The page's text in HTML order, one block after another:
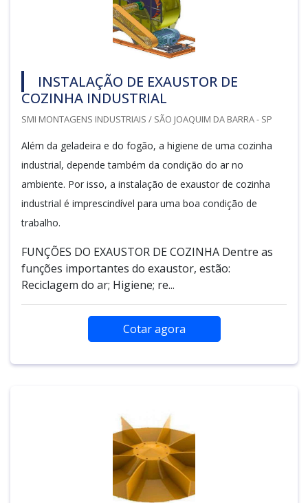
INSTALAÇÃO DE EXAUSTOR DE
COZINHA INDUSTRIAL
SMI MONTAGENS INDUSTRIAIS / SÃO JOAQUIM DA BARRA - SP
Além da geladeira e do fogão, a higiene de uma cozinha
industrial, depende também da condição do ar no
ambiente. Por isso, a instalação de exaustor de cozinha
industrial é imprescindível para uma boa condição de
trabalho.
FUNÇÕES DO EXAUSTOR DE COZINHA Dentre as
funções importantes do exaustor, estão:
Reciclagem do ar; Higiene; re...
Cotar agora